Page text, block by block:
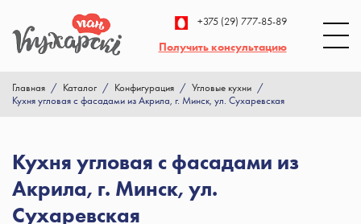
+375 (29) 777-85-89
Получить консультацию
Главная / Каталог / Конфигурация / Угловые кухни /
Кухня угловая с фасадами из Акрила, г. Минск, ул. Сухаревская
Кухня угловая с фасадами из
Акрила, г. Минск, ул.
Сухаревская